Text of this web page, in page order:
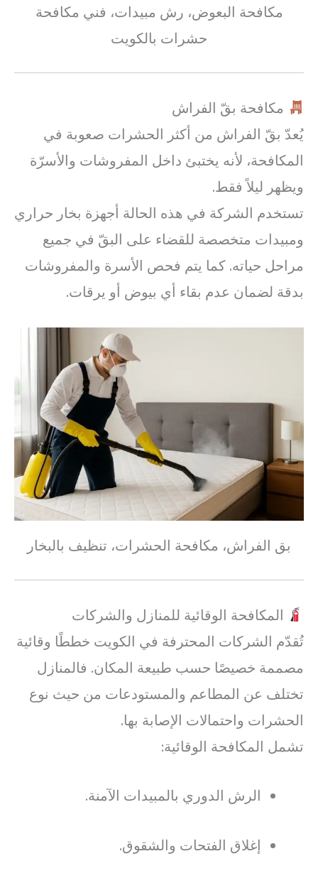
مكافحة البعوض، رش مبيدات، فني مكافحة
حشرات بالكويت
مكافحة بقّ الفراش
يُعدّ بقّ الفراش من أكثر الحشرات صعوبة في
المكافحة، لأنه يختبئ داخل المفروشات والأسرّة
ويظهر ليلاً فقط.
تستخدم الشركة في هذه الحالة أجهزة بخار حراري
ومبيدات متخصصة للقضاء على البقّ في جميع
مراحل حياته. كما يتم فحص الأسرة والمفروشات
بدقة لضمان عدم بقاء أي بيوض أو يرقات.
بق الفراش، مكافحة الحشرات، تنظيف بالبخار
المكافحة الوقائية للمنازل والشركات
تُقدّم الشركات المحترفة في الكويت خططًا وقائية
مصممة خصيصًا حسب طبيعة المكان. فالمنازل
تختلف عن المطاعم والمستودعات من حيث نوع
الحشرات واحتمالات الإصابة بها.
تشمل المكافحة الوقائية:
الرش الدوري بالمبيدات الآمنة.
إغلاق الفتحات والشقوق.